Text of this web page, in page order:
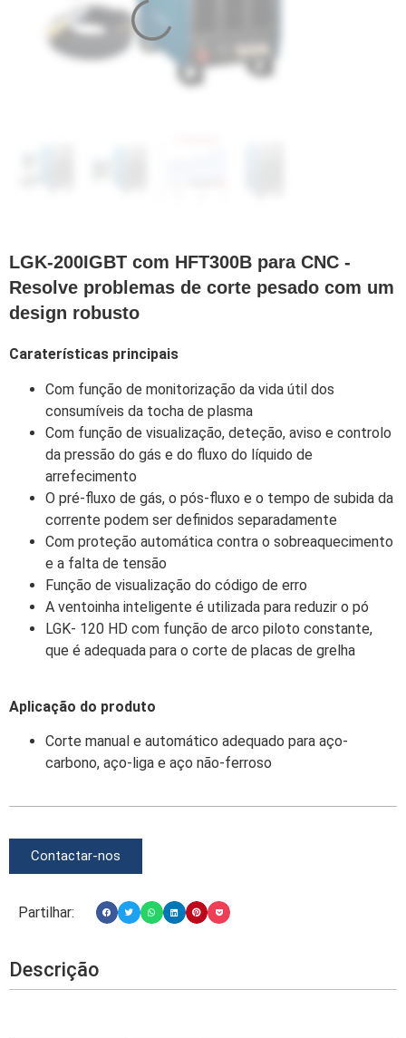
LGK-200IGBT com HFT300B para CNC -
Resolve problemas de corte pesado com um
design robusto
Caraterísticas principais
Com função de monitorização da vida útil dos
consumíveis da tocha de plasma
Com função de visualização, deteção, aviso e controlo
da pressão do gás e do fluxo do líquido de
arrefecimento
O pré-fluxo de gás, o pós-fluxo e o tempo de subida da
corrente podem ser definidos separadamente
Com proteção automática contra o sobreaquecimento
e a falta de tensão
Função de visualização do código de erro
A ventoinha inteligente é utilizada para reduzir o pó
LGK- 120 HD com função de arco piloto constante,
que é adequada para o corte de placas de grelha
Aplicação do produto
Corte manual e automático adequado para aço-
carbono, aço-liga e aço não-ferroso
Contactar-nos
Partilhar:
Descrição